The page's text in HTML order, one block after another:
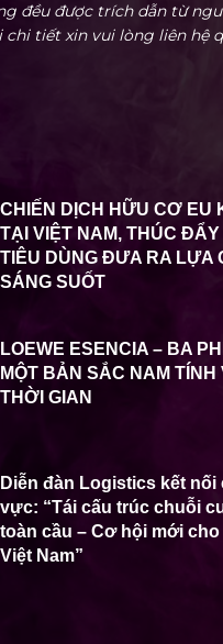
đều được trích dẫn từ
chi tiết xin vui lòng liên hệ
CHIẾN DỊCH HỮU CƠ EU
TẠI VIỆT NAM, THÚC ĐẨY
TIÊU DÙNG ĐƯA RA LỰA
SÁNG SUỐT
LOEWE ESENCIA – BA
MỘT BẢN SẮC NAM TÍNH
THỜI GIAN
Diễn đàn Logistics kết nối
vực: “Tái cấu trúc chuỗi
toàn cầu – Cơ hội mới
Việt Nam”